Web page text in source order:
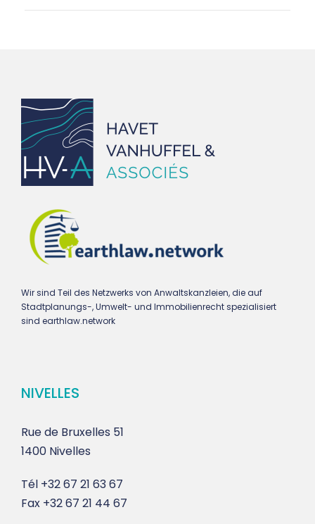
Wir sind Teil des Netzwerks von Anwaltskanzleien, die auf
Stadtplanungs-, Umwelt- und Immobilienrecht spezialisiert
sind earthlaw.network
NIVELLES
Rue de Bruxelles 51
1400 Nivelles
Tél +32 67 21 63 67
Fax +32 67 21 44 67